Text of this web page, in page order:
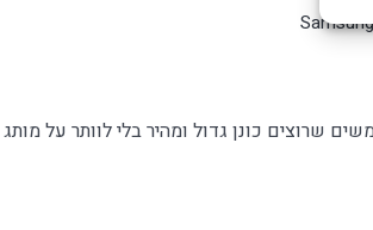
שרוצים כונן גדול ומהיר בלי לוותר על מותג